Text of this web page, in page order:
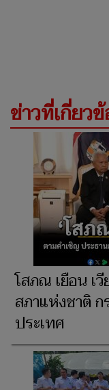
ข่าวที่เกี่ยว
โสภณ เยือน เ
สภาแห่งชาติ
ประเทศ